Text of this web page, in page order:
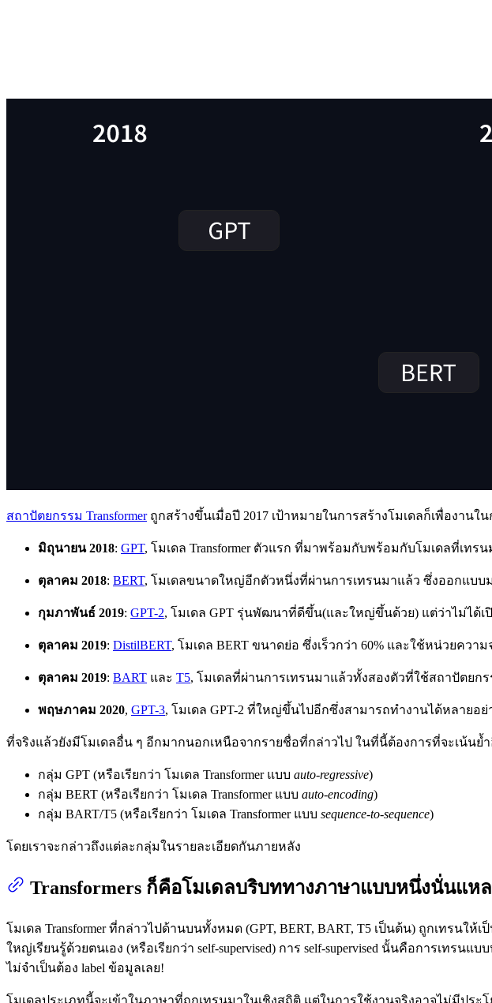
สถาปัตยกรรม Transformerถูกสร้างขึ้นเมื่อปี 2017 เป้าหมายในการสร้างโมเดลก็เพื่องาน
มิถุนายน 2018: GPT, โมเดล Transformer ตัวแรก ที่มาพร้อมกับพร้อมกับโมเดลที่เทร
ตุลาคม 2018: BERT, โมเดลขนาดใหญ่อีกตัวหนึ่งที่ผ่านการเทรนมาแล้ว ซึ่งออกแบ
กุมภาพันธ์ 2019: GPT-2, โมเดล GPT รุ่นพัฒนาที่ดีขึ้น(และใหญ่ขึ้นด้วย) แต่ว่าไม่ได้
ตุลาคม 2019: DistilBERT, โมเดล BERT ขนาดย่อ ซึ่งเร็วกว่า 60% และใช้หน่วยควา
ตุลาคม 2019: BART และ T5, โมเดลที่ผ่านการเทรนมาแล้วทั้งสองตัวที่ใช้สถาปัตยก
พฤษภาคม 2020, GPT-3, โมเดล GPT-2 ที่ใหญ่ขึ้นไปอีกซึ่งสามารถทำงานได้หลายอย่
ที่จริงแล้วยังมีโมเดลอื่น ๆ อีกมากนอกเหนือจากรายชื่อที่กล่าวไป ในที่นี้ต้องการที่จะเน้นย้
กลุ่ม GPT (หรือเรียกว่า โมเดล Transformer แบบ auto-regressive)
กลุ่ม BERT (หรือเรียกว่า โมเดล Transformer แบบ auto-encoding)
กลุ่ม BART/T5 (หรือเรียกว่า โมเดล Transformer แบบ sequence-to-sequence)
โดยเราจะกล่าวถึงแต่ละกลุ่มในรายละเอียดกันภายหลัง
Transformers ก็คือโมเดลบริบททางภาษาแบบหนึ่งนั่นแห
โมเดล Transformer ที่กล่าวไปด้านบนทั้งหมด (GPT, BERT, BART, T5 เป็นต้น) ถูกเทรนให้เ
ใหญ่เรียนรู้ด้วยตนเอง (หรือเรียกว่า self-supervised) การ self-supervised นั้นคือการเท
ไม่จำเป็นต้อง label ข้อมูลเลย!
โมเดลประเภทนี้จะเข้าในภาษาที่ถูกเทรนมาในเชิงสถิติ แต่ในการใช้งานจริงอาจไม่มีปร